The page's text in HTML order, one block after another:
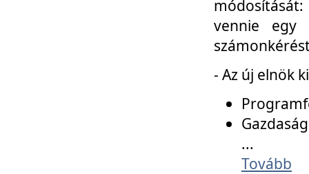
vennie egy
- Az új elnök
...
Tovább